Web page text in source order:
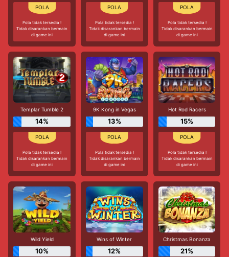
Pola tidak tersedia !
Tidak disarankan bermain
di game ini
Pola tidak tersedia !
Tidak disarankan bermain
di game ini
Pola tidak tersedia !
Tidak disarankan bermain
di game ini
Templar Tumble 2
14%
Pola tidak tersedia !
Tidak disarankan bermain
di game ini
9K Kong in Vegas
13%
Pola tidak tersedia !
Tidak disarankan bermain
di game ini
Hot Rod Racers
15%
Pola tidak tersedia !
Tidak disarankan bermain
di game ini
Wild Yield
10%
Wins of Winter
12%
Christmas Bonanza
21%